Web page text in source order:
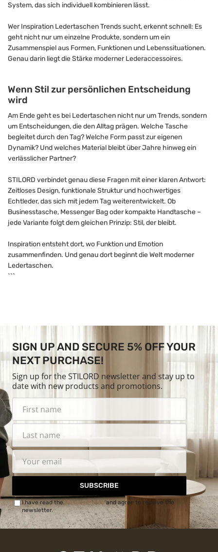
System, das sich individuell kombinieren lässt.
Wer Inspiration Ledertaschen Trends sucht, erkennt schnell: Es
geht nicht nur um einzelne Produkte, sondern um ein
Zusammenspiel aus Formen, Funktionen und Lebenssituationen.
Genau darin liegt die Stärke moderner Lederaccessoires.
Wenn Stil zur persönlichen Entscheidung
wird
Am Ende geht es bei Ledertaschen nicht nur um Trends, sondern
um Entscheidungen, die den Alltag prägen. Welche Tasche
begleitet durch den Tag? Welche Form passt zur eigenen
Dynamik? Und welches Material bleibt über Jahre hinweg ein
verlässlicher Partner?
STILORD verbindet genau diese Fragen mit einer klaren Antwort:
Zeitloses Design, funktionale Struktur und hochwertiges
Echtleder, das sich mit jedem Tag weiterentwickelt. Ob
Businesstasche, Messenger Bag oder kompakte Handtasche –
jede Variante folgt dem gleichen Prinzip: Stil, der bleibt.
Inspiration entsteht dort, wo Funktion und Emotion
zusammenfinden. Und genau dort beginnt die Welt moderner
Ledertaschen.
```
SIGN UP AND SECURE 5% OFF YOUR
NEXT PURCHASE!
Sign up for the STILORD newsletter and stay up to
date with new products and promotions.
SUBSCRIBE
I have read thePrivacy Policyand agree to receive the
newsletter.